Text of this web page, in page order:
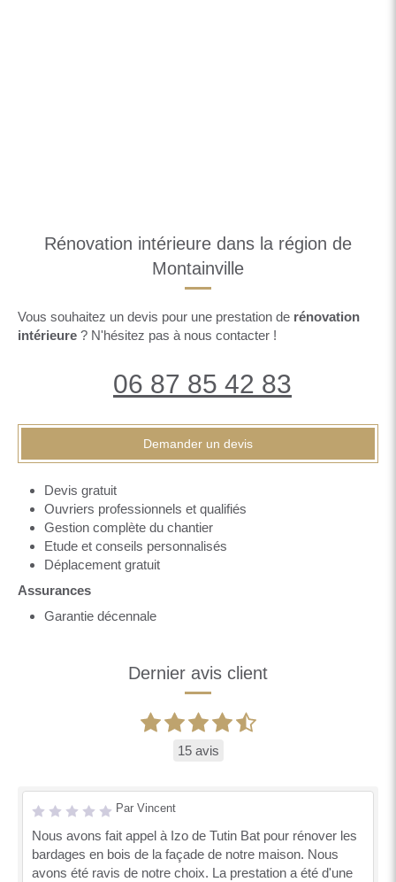
Rénovation intérieure dans la région de
Montainville
Vous souhaitez un devis pour une prestation de rénovation
intérieure ? N'hésitez pas à nous contacter !
06 87 85 42 83
Demander un devis
Devis gratuit
Ouvriers professionnels et qualifiés
Gestion complète du chantier
Etude et conseils personnalisés
Déplacement gratuit
Assurances
Garantie décennale
Dernier avis client
15 avis
Par Vincent
Nous avons fait appel à Izo de Tutin Bat pour rénover les
bardages en bois de la façade de notre maison. Nous
avons été ravis de notre choix. La prestation a été d'une